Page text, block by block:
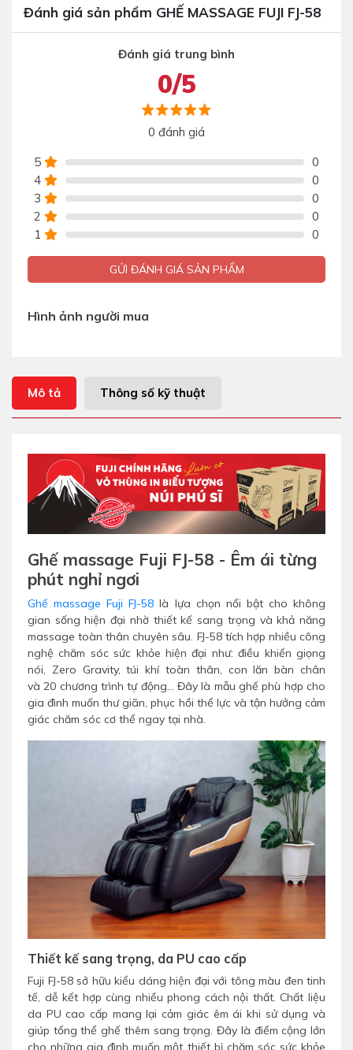
Đánh giá sản phẩm GHẾ MASSAGE FUJI FJ-58
Đánh giá trung bình
0/5
0 đánh giá
5
0
4
0
3
0
2
0
1
0
GỬI ĐÁNH GIÁ SẢN PHẨM
Hình ảnh người mua
Mô tả Thông số kỹ thuật
Ghế massage Fuji FJ-58 - Êm ái từng
phút nghỉ ngơi
Ghế massage Fuji FJ-58 là lựa chọn nổi bật cho không
gian sống hiện đại nhờ thiết kế sang trọng và khả năng
massage toàn thân chuyên sâu. FJ-58 tích hợp nhiều công
nghệ chăm sóc sức khỏe hiện đại như: điều khiển giọng
nói, Zero Gravity, túi khí toàn thân, con lăn bàn chân
và 20 chương trình tự động... Đây là mẫu ghế phù hợp cho
gia đình muốn thư giãn, phục hồi thể lực và tận hưởng cảm
giác chăm sóc cơ thể ngay tại nhà.
Thiết kế sang trọng, da PU cao cấp
Fuji FJ-58 sở hữu kiểu dáng hiện đại với tông màu đen tinh
tế, dễ kết hợp cùng nhiều phong cách nội thất. Chất liệu
da PU cao cấp mang lại cảm giác êm ái khi sử dụng và
giúp tổng thể ghế thêm sang trọng. Đây là điểm cộng lớn
cho những gia đình muốn một thiết bị chăm sóc sức khỏe